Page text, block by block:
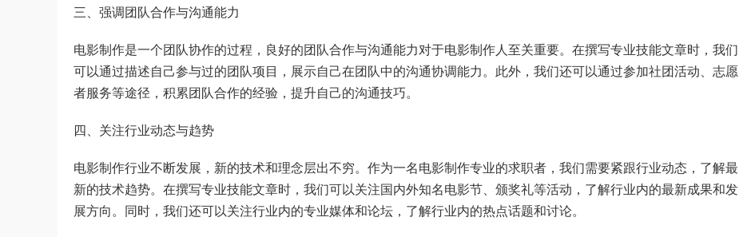
三、强调团队合作与沟通能力
电影制作是一个团队协作的过程，良好的团队合作与沟通能力对于电影制作人至关重要。在撰写专业技能文章时，我们
可以通过描述自己参与过的团队项目，展示自己在团队中的沟通协调能力。此外，我们还可以通过参加社团活动、志愿
者服务等途径，积累团队合作的经验，提升自己的沟通技巧。
四、关注行业动态与趋势
电影制作行业不断发展，新的技术和理念层出不穷。作为一名电影制作专业的求职者，我们需要紧跟行业动态，了解最
新的技术趋势。在撰写专业技能文章时，我们可以关注国内外知名电影节、颁奖礼等活动，了解行业内的最新成果和发
展方向。同时，我们还可以关注行业内的专业媒体和论坛，了解行业内的热点话题和讨论。